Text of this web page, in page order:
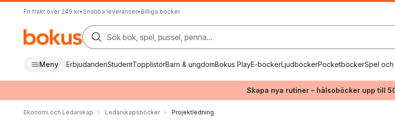
Fri frakt över 249 kr• Snabba leveranser• Billiga böcker
Sök bok, spel, pussel, penna...
Meny ErbjudandenStudentTopplistorBarn & ungdomBokus PlayE-böckerLjudböckerPocketböckerSpel och
Skapa nya rutiner – hälsoböcker upp till
Ekonomi och Ledarskap Ledarskapsböcker Projektledning